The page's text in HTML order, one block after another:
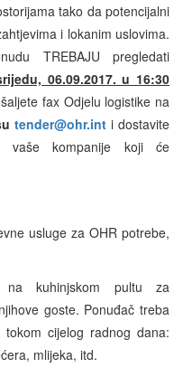
tako da potencijalni
i lokanim uslovima.
TREBAJU pregledati
06.09.2017. u 16:30
fax Odjelu logistike na
tender@ohr.int i dostavite
vaše kompanije koji će
usluge za OHR potrebe,
kuhinjskom pultu za
goste. Ponuđač treba
cijelog radnog dana:
mlijeka, itd.